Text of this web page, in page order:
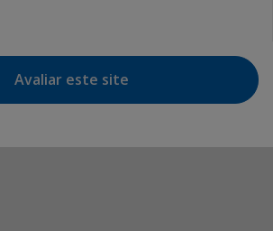
Avaliar este site